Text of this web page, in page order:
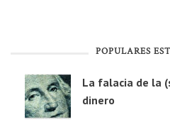
POPULARES
La falacia de la
dinero